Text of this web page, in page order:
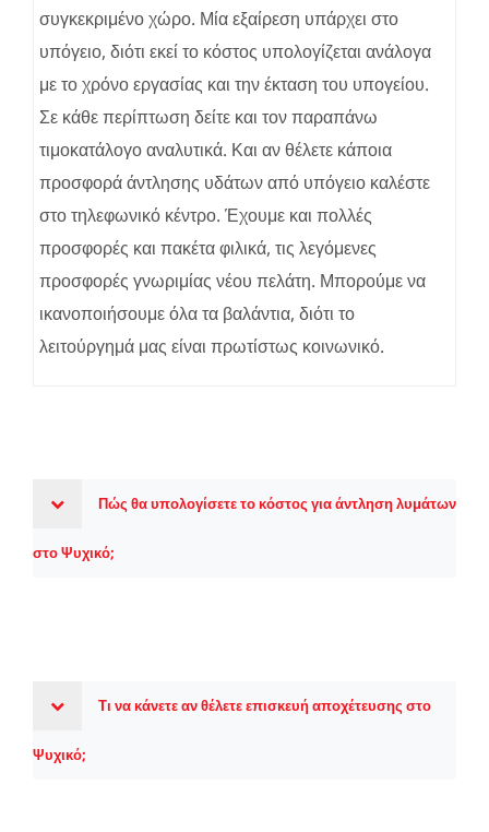
συγκεκριμένο χώρο. Μία εξαίρεση υπάρχει στο
υπόγειο, διότι εκεί το κόστος υπολογίζεται ανάλογα
με το χρόνο εργασίας και την έκταση του υπογείου.
Σε κάθε περίπτωση δείτε και τον παραπάνω
τιμοκατάλογο αναλυτικά. Και αν θέλετε κάποια
προσφορά άντλησης υδάτων από υπόγειο καλέστε
στο τηλεφωνικό κέντρο. Έχουμε και πολλές
προσφορές και πακέτα φιλικά, τις λεγόμενες
προσφορές γνωριμίας νέου πελάτη. Μπορούμε να
ικανοποιήσουμε όλα τα βαλάντια, διότι το
λειτούργημά μας είναι πρωτίστως κοινωνικό.
Πώς θα υπολογίσετε το κόστος για άντληση λυμάτων
στο Ψυχικό;
Τι να κάνετε αν θέλετε επισκευή αποχέτευσης στο
Ψυχικό;